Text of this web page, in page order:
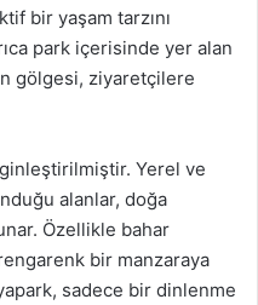
bir yaşam tarzını
park içerisinde yer alan
gölgesi, ziyaretçilere
Yerel ve
alanlar, doğa
Özellikle bahar
bir manzaraya
sadece bir dinlenme